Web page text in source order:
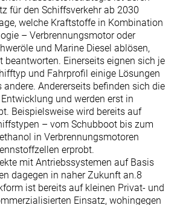
für den Schiffsverkehr ab 2030
welche Kraftstoffe in Kombination
– Verbrennungsmotor oder
und Marine Diesel ablösen,
beantworten. Einerseits eignen sich je
und Fahrprofil einige Lösungen
Andererseits befinden sich die
und werden erst in
Beispielsweise wird bereits auf
– vom Schubboot bis zum
in Verbrennungsmotoren
erprobt.
mit Antriebssystemen auf Basis
dagegen in naher Zukunft an.8
ist bereits auf kleinen Privat- und
Einsatz, wohingegen